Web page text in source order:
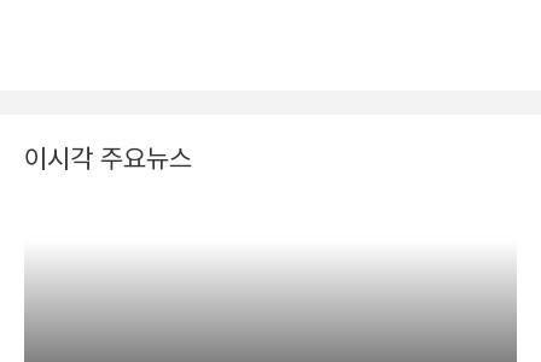
이시각 주요뉴스